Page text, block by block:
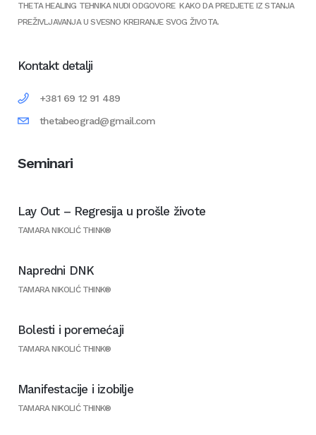
THETA HEALING TEHNIKA NUDI ODGOVORE KAKO DA PREDJETE IZ STANJA
PREŽIVLJAVANJA U SVESNO KREIRANJE SVOG ŽIVOTA.
Kontakt detalji
+381 69 12 91 489
thetabeograd@gmail.com
Seminari
Lay Out – Regresija u prošle živote
TAMARA NIKOLIĆ THINK®
Napredni DNK
TAMARA NIKOLIĆ THINK®
Bolesti i poremećaji
TAMARA NIKOLIĆ THINK®
Manifestacije i izobilje
TAMARA NIKOLIĆ THINK®